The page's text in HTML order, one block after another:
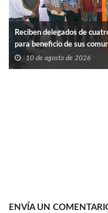
Reciben delegados de
para beneficio de sus
10 de agosto de 2026
ENVÍA UN